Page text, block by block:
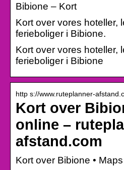
Bibione – Kort
Kort over vores hoteller,
ferieboliger i Bibione.
Kort over vores hoteller,
ferieboliger i Bibione
http s://www.ruteplanner-
Kort over
online –
afstand.com
Kort over Bibione •